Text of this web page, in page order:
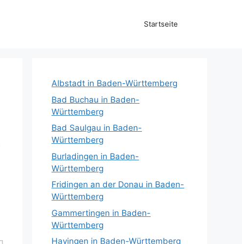
Startseite
Albstadt in Baden-Württemberg
Bad Buchau in Baden-
Württemberg
Bad Saulgau in Baden-
Württemberg
Burladingen in Baden-
Württemberg
Fridingen an der Donau in Baden-
Württemberg
Gammertingen in Baden-
Württemberg
Hayingen in Baden-Württemberg